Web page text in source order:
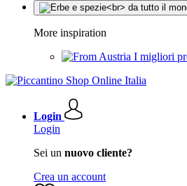
More inspiration
I migliori
Login
Login
Sei un nuovo cliente?
Crea un account